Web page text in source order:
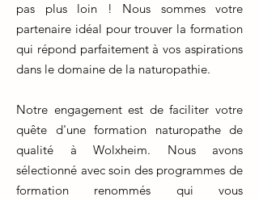
pas plus loin ! Nous sommes votre
partenaire idéal pour trouver la formation
qui répond parfaitement à vos aspirations
dans le domaine de la naturopathie.
Notre engagement est de faciliter votre
quête d'une formation naturopathe de
qualité à Wolxheim. Nous avons
sélectionné avec soin des programmes de
formation renommés qui vous